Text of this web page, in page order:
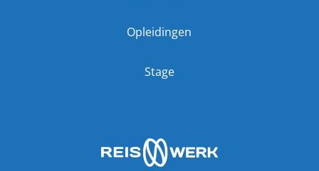
Opleidingen
Stage